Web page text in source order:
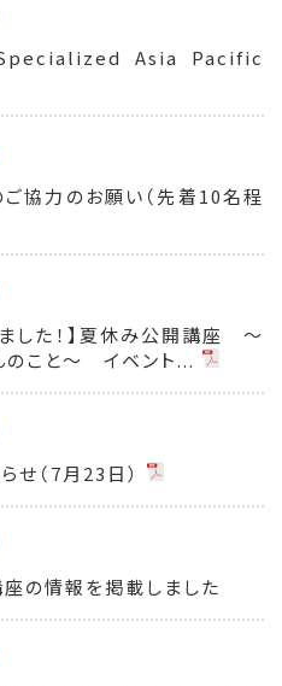
Asia Pacific
協力のお願い（先着10名程
した！】夏休み公開講座 ～
のこと～ イベント...
（7月23日）
の情報を掲載しました